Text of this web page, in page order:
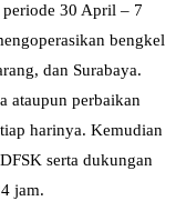
30 April – 7
bengkel
dan Surabaya.
ataupun perbaikan
harinya. Kemudian
serta dukungan
jam.